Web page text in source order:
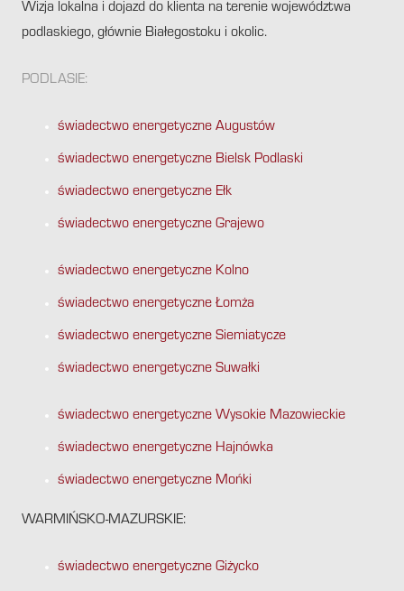
Wizja lokalna i dojazd do klienta na terenie województwa
podlaskiego, głównie Białegostoku i okolic.
PODLASIE:
świadectwo energetyczne Augustów
świadectwo energetyczne Bielsk Podlaski
świadectwo energetyczne Ełk
świadectwo energetyczne Grajewo
świadectwo energetyczne Kolno
świadectwo energetyczne Łomża
świadectwo energetyczne Siemiatycze
świadectwo energetyczne Suwałki
świadectwo energetyczne Wysokie Mazowieckie
świadectwo energetyczne Hajnówka
świadectwo energetyczne Mońki
WARMIŃSKO-MAZURSKIE:
świadectwo energetyczne Giżycko